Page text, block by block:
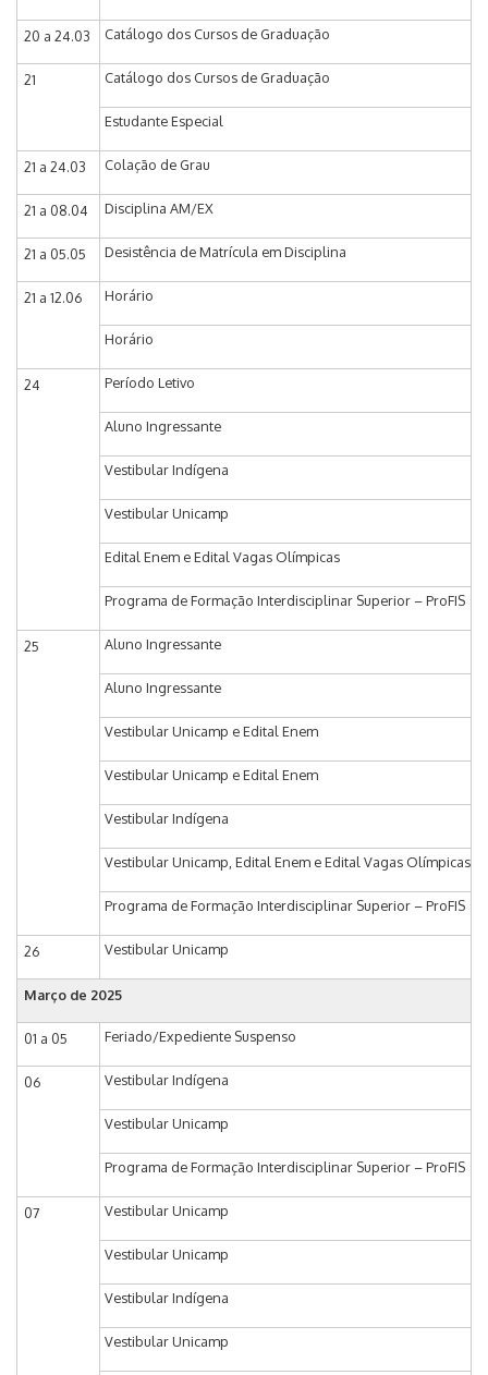
20 a 24.03 Catálogo dos Cursos de Graduação
21 Catálogo dos Cursos de Graduação
Estudante Especial
21 a 24.03 Colação de Grau
21 a 08.04 Disciplina AM/EX
21 a 05.05 Desistência de Matrícula em Disciplina
21 a 12.06 Horário
Horário
24 Período Letivo
Aluno Ingressante
Vestibular Indígena
Vestibular Unicamp
Edital Enem e Edital Vagas Olímpicas
Programa de Formação Interdisciplinar Superior – ProFIS
25 Aluno Ingressante
Aluno Ingressante
Vestibular Unicamp e Edital Enem
Vestibular Unicamp e Edital Enem
Vestibular Indígena
Vestibular Unicamp, Edital Enem e Edital Vagas Olímpicas
Programa de Formação Interdisciplinar Superior – ProFIS
26 Vestibular Unicamp
Março de 2025
01 a 05 Feriado/Expediente Suspenso
06 Vestibular Indígena
Vestibular Unicamp
Programa de Formação Interdisciplinar Superior – ProFIS
07 Vestibular Unicamp
Vestibular Unicamp
Vestibular Indígena
Vestibular Unicamp